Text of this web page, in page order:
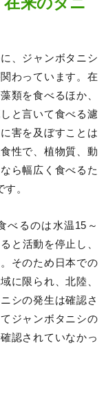
、ジャンボタニシ
わっています。在
類を食べるほか、
と言いて食べる濾
害を及ぼすことは
性で、植物質、動
ら幅広く食べるた
。
べるのは水温15～
と活動を停止し、
そのため日本での
に限られ、北陸、
シの発生は確認さ
ジャンボタニシの
認されていなかっ